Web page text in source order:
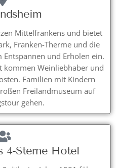
Mittelfrankens und bietet
Franken-Therme und die
und Erholen ein.
kommen Weinliebhaber und
Familien mit Kindern
Freilandmuseum auf
gehen.
4-Sterne Hotel